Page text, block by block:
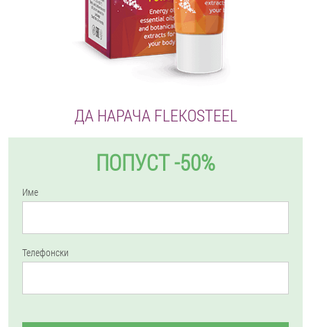
ДА НАРАЧА FLEKOSTEEL
ПОПУСТ -50%
Име
Телефонски